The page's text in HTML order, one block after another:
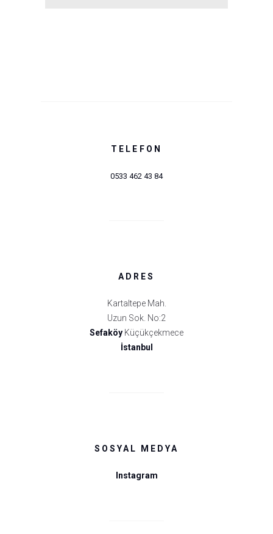
TELEFON
0533 462 43 84
ADRES
Kartaltepe Mah.
Uzun Sok. No:2
Sefaköy Küçükçekmece
İstanbul
SOSYAL MEDYA
Instagram